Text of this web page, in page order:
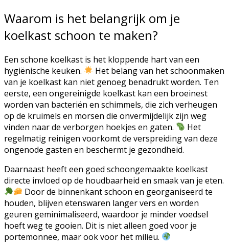
Waarom is het belangrijk om je
koelkast schoon te maken?
Een schone koelkast is het kloppende hart van een
hygiënische keuken.
Het belang van het schoonmaken
van je koelkast kan niet genoeg benadrukt worden. Ten
eerste, een ongereinigde koelkast kan een broeinest
worden van bacteriën en schimmels, die zich verheugen
op de kruimels en morsen die onvermijdelijk zijn weg
vinden naar de verborgen hoekjes en gaten.
Het
regelmatig reinigen voorkomt de verspreiding van deze
ongenode gasten en beschermt je gezondheid.
Daarnaast heeft een goed schoongemaakte koelkast
directe invloed op de houdbaarheid en smaak van je eten.
Door de binnenkant schoon en georganiseerd te
houden, blijven etenswaren langer vers en worden
geuren geminimaliseerd, waardoor je minder voedsel
hoeft weg te gooien. Dit is niet alleen goed voor je
portemonnee, maar ook voor het milieu.